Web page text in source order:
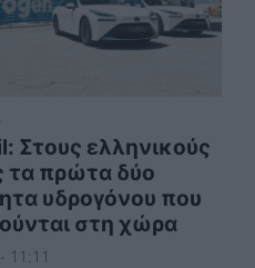
Στους ελληνικούς
τα πρώτα δύο
υδρογόνου που
στη χώρα
11:11